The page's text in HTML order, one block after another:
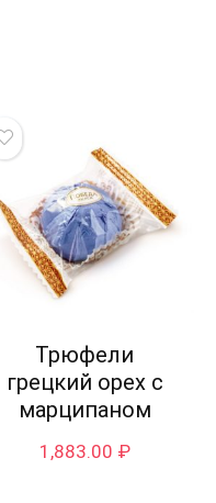
Трюфели
грецкий орех с
марципаном
1,883.00 ₽